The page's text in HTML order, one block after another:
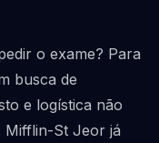
o exame? Para
busca de
e logística não
Mifflin-St Jeor já